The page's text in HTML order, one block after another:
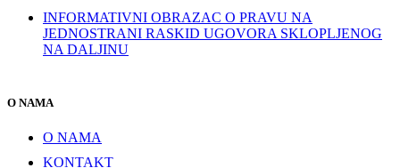
INFORMATIVNI OBRAZAC O PRAVU NA
JEDNOSTRANI RASKID UGOVORA SKLOPLJENOG
NA DALJINU
O NAMA
O NAMA
KONTAKT